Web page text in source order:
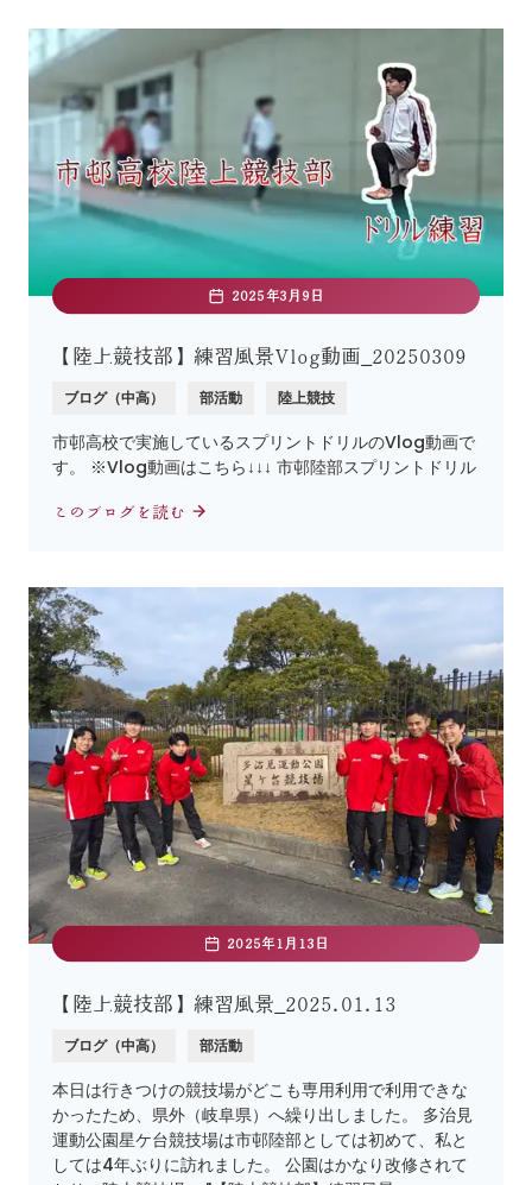
2025年3月9日
【陸上競技部】練習風景Vlog動画_20250309
ブログ（中高） 部活動 陸上競技
市邨高校で実施しているスプリントドリルのVlog動画で
す。 ※Vlog動画はこちら↓↓↓ 市邨陸部スプリントドリル
このブログを読む
2025年1月13日
【陸上競技部】練習風景_2025.01.13
ブログ（中高） 部活動
本日は行きつけの競技場がどこも専用利用で利用できな
かったため、県外（岐阜県）へ繰り出しました。 多治見
運動公園星ケ台競技場は市邨陸部としては初めて、私と
しては4年ぶりに訪れました。 公園はかなり改修されて